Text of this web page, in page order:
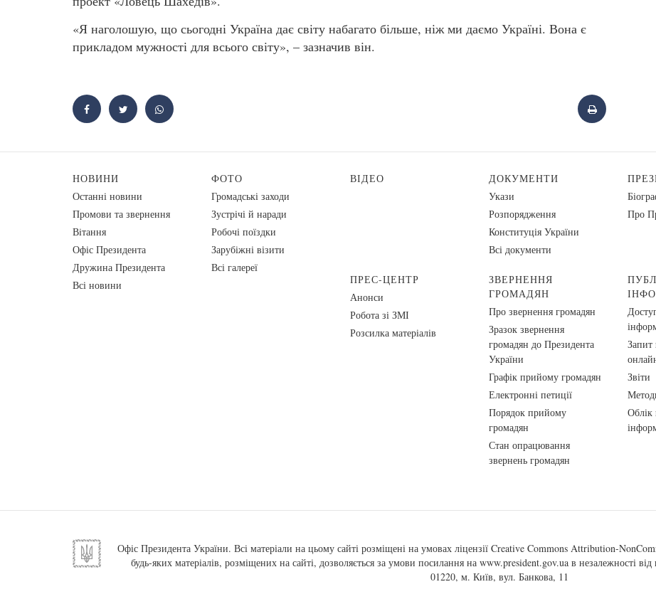
«Я наголошую, що сьогодні Україна дає світу набагато більше, ніж ми даємо Україні. Вона є
прикладом мужності для всього світу», – зазначив він.
НОВИНИ
Останні новини
Промови та звернення
Вiтання
Офіс Президента
Дружина Президента
Всі новини
ФОТО
Громадські заходи
Зустрічі й наради
Робочі поїздки
Зарубіжні візити
Всі галереї
ВІДЕО
ДОКУМЕНТИ
Укази
Розпорядження
Конституція України
Всі документи
Про
ПРЕС-ЦЕНТР
Анонси
Робота зі ЗМІ
Розсилка матеріалів
ЗВЕРНЕННЯ
ГРОМАДЯН
Про звернення громадян
Зразок звернення
громадян до Президента
України
Графік прийому громадян
Електронні петиції
Порядок прийому
громадян
Стан опрацювання
звернень громадян
Запит
Звіти
Облік
Офіс Президента України. Всі матеріали на цьому сайті розміщені на умовах ліцензії Creative Commons Attribution-
будь-яких матеріалів, розміщених на сайті, дозволяється за умови посилання на www.president.gov.ua в незалежності
01220, м. Київ, вул. Банкова, 11